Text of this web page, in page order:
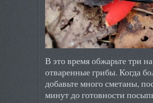
В это время обжарьте три
отваренные грибы. Когда
добавьте много сметаны,
минут до готовности